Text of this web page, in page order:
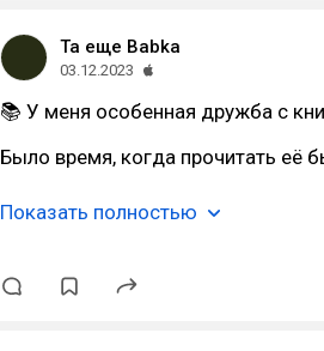
Та еще Babka
03.12.2023
📚 У меня особенная дружба с
Было время, когда прочитать её
Показать полностью